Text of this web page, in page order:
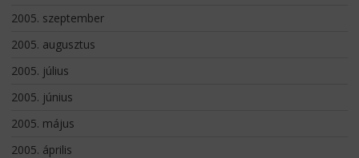
2005. szeptember
2005. augusztus
2005. július
2005. június
2005. május
2005. április